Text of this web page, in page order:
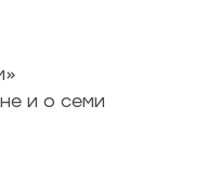
и о семи